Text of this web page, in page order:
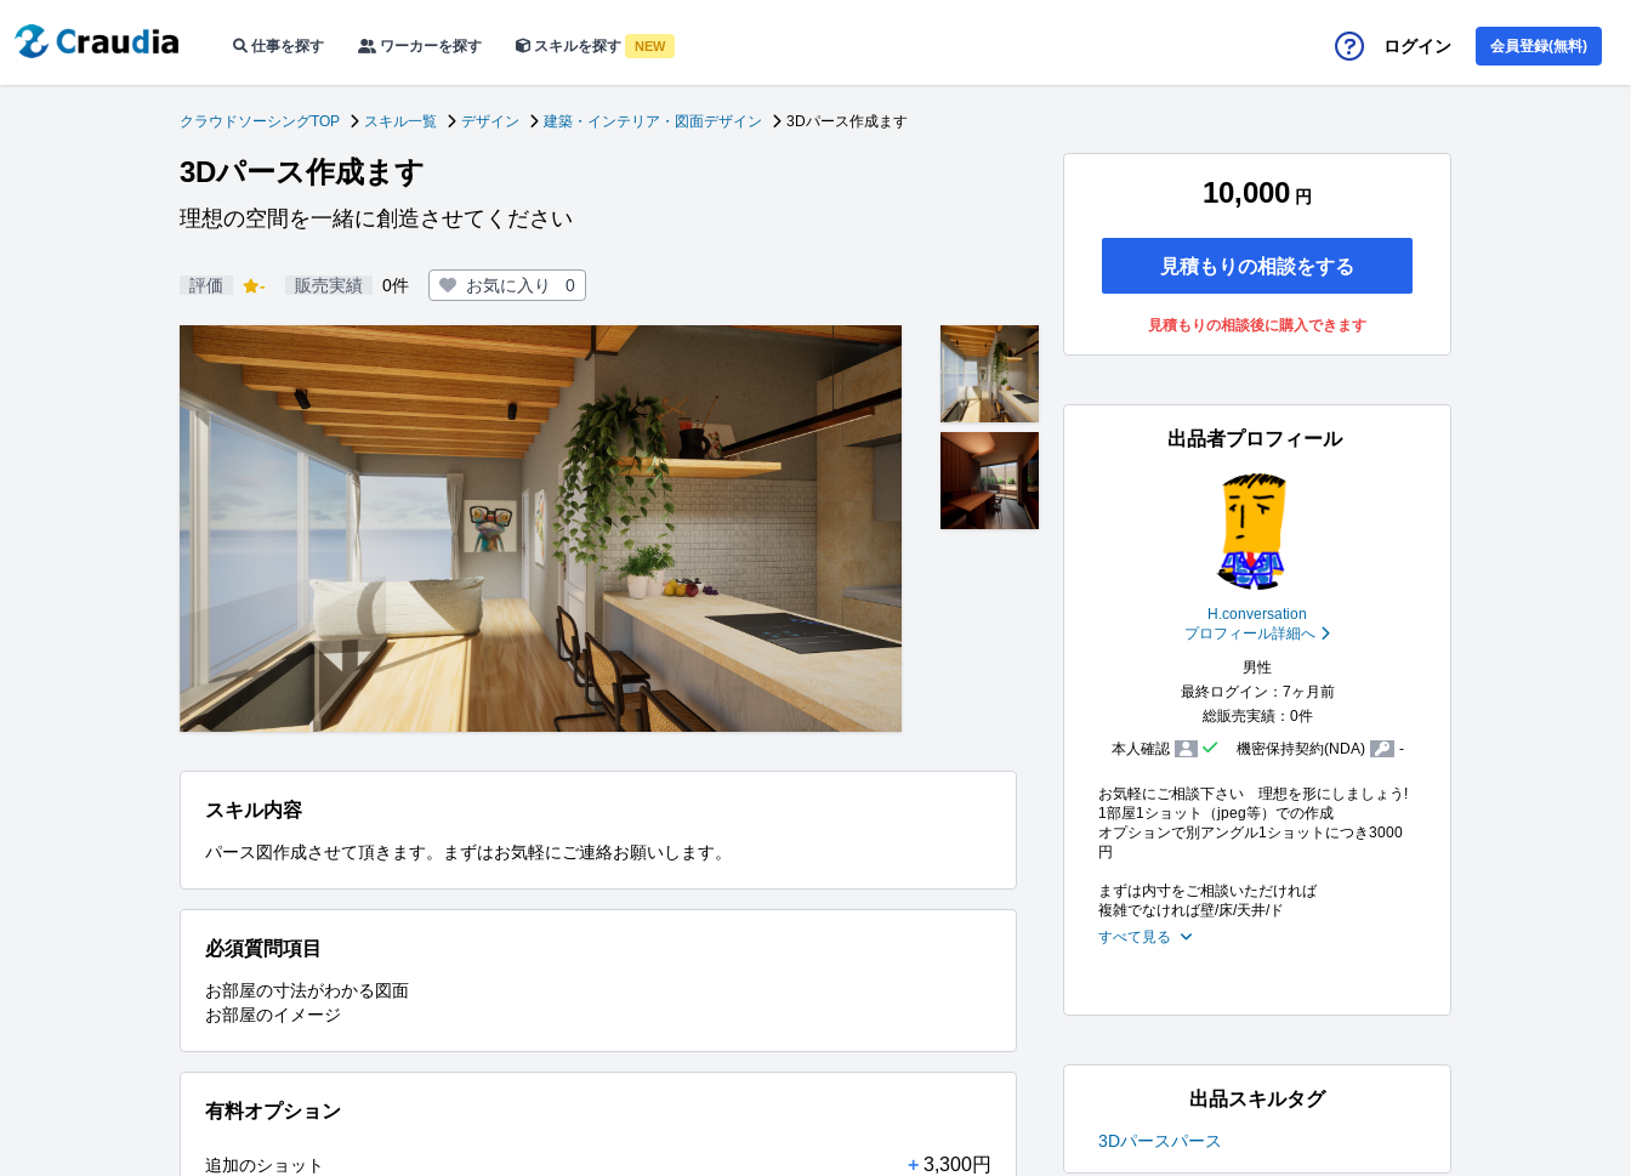
仕事を探す ワーカーを探す スキルを探す NEW ログイン 会員登録(無料)
クラウドソーシングTOP スキル一覧 デザイン 建築・インテリア・図面デザイン 3Dパース作成ます
3Dパース作成ます
理想の空間を一緒に創造させてください
評価 - 販売実績 0件 お気に入り 0
スキル内容
パース図作成させて頂きます。まずはお気軽にご連絡お願いします。
必須質問項目
お部屋の寸法がわかる図面
お部屋のイメージ
有料オプション
追加のショット + 3,300円
10,000 円
見積もりの相談をする
見積もりの相談後に購入できます
出品者プロフィール
H.conversation
プロフィール詳細へ
男性
最終ログイン：7ヶ月前
総販売実績：0件
本人確認
機密保持契約(NDA) -
お気軽にご相談下さい　理想を形にしましょう!
1部屋1ショット（jpeg等）での作成
オプションで別アングル1ショットにつき3000
円
まずは内寸をご相談いただければ
複雑でなければ壁/床/天井/ド
すべて見る
出品スキルタグ
3Dパースパース